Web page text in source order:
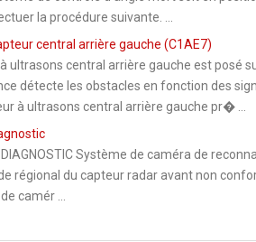
la procédure suivante. ...
central arrière gauche (C1AE7)
à ultrasons central arrière gauche est posé
détecte les obstacles en fonction des
à ultrasons central arrière gauche pr� ...
DIAGNOSTIC Système de caméra de
régional du capteur radar avant non
camér ...